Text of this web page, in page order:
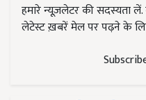
हमारे न्यूज़लेटर की सदस्यता
लेटेस्ट ख़बरें मेल पर पढ़ने के